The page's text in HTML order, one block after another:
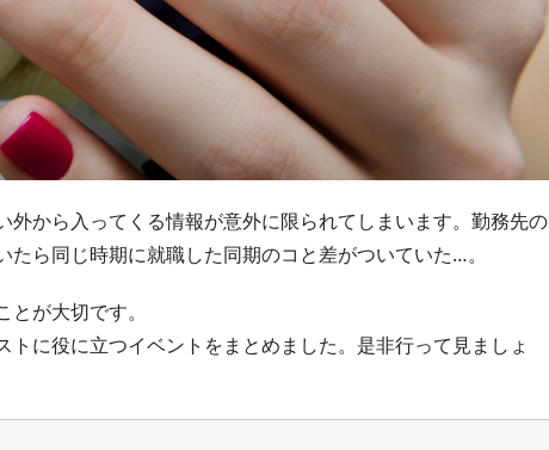
から入ってくる情報が意外に限られてしまいます。勤務先の
ら同じ時期に就職した同期のコと差がついていた…。
が大切です。
に役に立つイベントをまとめました。是非行って見ましょ